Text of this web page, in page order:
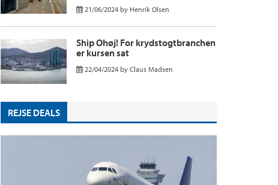
21/06/2024 by Henrik Olsen
Ship Ohøj! For krydstogtbranchen
er kursen sat
22/04/2024 by Claus Madsen
REJSE DEALS